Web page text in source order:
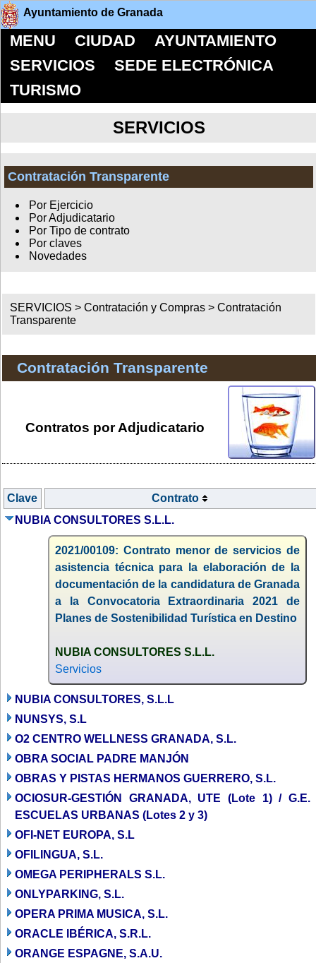
Ayuntamiento de Granada
MENU CIUDAD
AYUNTAMIENTO
SERVICIOS
SEDE ELECTRÓNICA
TURISMO
SERVICIOS
Contratación Transparente
Por Ejercicio
Por Adjudicatario
Por Tipo de contrato
Por claves
Novedades
SERVICIOS >Contratación y Compras >Contratación
Transparente
Contratación Transparente
Contratos por Adjudicatario
Clave
Contrato
NUBIA CONSULTORES S.L.L.
2021/00109: Contrato menor de servicios de
asistencia técnica para la elaboración de la
documentación de la candidatura de Granada
a la Convocatoria Extraordinaria 2021 de
Planes de Sostenibilidad Turística en Destino
NUBIA CONSULTORES S.L.L.
Servicios
NUBIA CONSULTORES, S.L.L
NUNSYS, S.L
O2 CENTRO WELLNESS GRANADA, S.L.
OBRA SOCIAL PADRE MANJÓN
OBRAS Y PISTAS HERMANOS GUERRERO, S.L.
OCIOSUR-GESTIÓN GRANADA, UTE (Lote 1) / G.E.
ESCUELAS URBANAS (Lotes 2 y 3)
OFI-NET EUROPA, S.L
OFILINGUA, S.L.
OMEGA PERIPHERALS S.L.
ONLYPARKING, S.L.
OPERA PRIMA MUSICA, S.L.
ORACLE IBÉRICA, S.R.L.
ORANGE ESPAGNE, S.A.U.